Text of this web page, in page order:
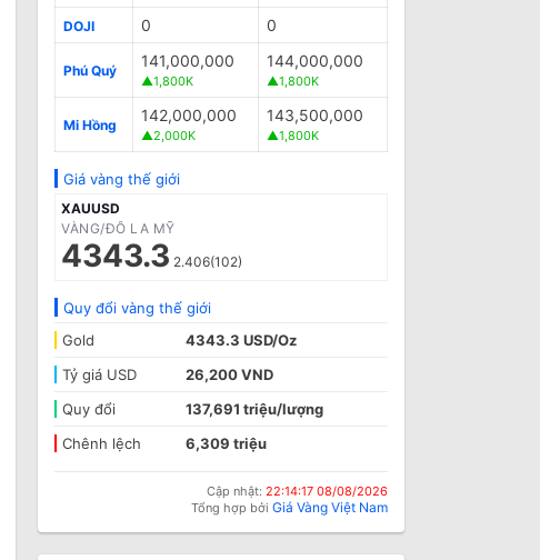
DOJI 0 0
Phú Quý
141,000,000
▲1,800K
144,000,000
▲1,800K
Mi Hồng
142,000,000
▲2,000K
143,500,000
▲1,800K
Giá vàng thế giới
XAUUSD
VÀNG/ĐÔ LA MỸ
4343.3 2.406(102)
Quy đổi vàng thế giới
Gold
4343.3 USD/Oz
Tỷ giá USD
26,200 VND
Quy đổi
137,691 triệu/lượng
Chênh lệch
6,309 triệu
Cập nhật: 22:14:17 08/08/2026
Tổng hợp bởi Giá Vàng Việt Nam